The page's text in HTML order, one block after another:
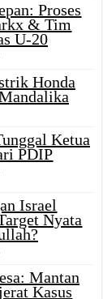
Proses
& Tim
U-20
Honda
Ketua
PDIP
Israel
Nyata
Mantan
Kasus